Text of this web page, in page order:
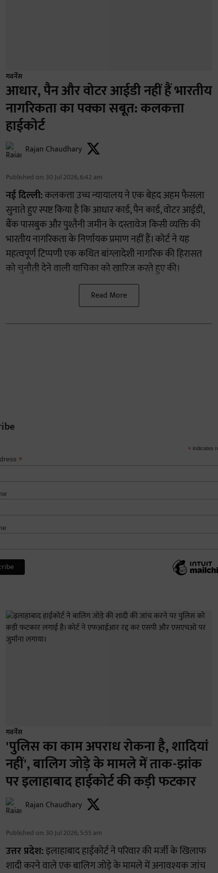
गवर्नेंस
आधार, पैन और वोटर आईडी नहीं हैं भारतीय
नागरिकता का पक्का सबूत: कलकत्ता
हाईकोर्ट
Rajan Chaudhary
Published on: 30 Jul 2026, 6:42 am
नई दिल्ली:कलकत्ता उच्च न्यायालय ने एक बेहद अहम फैसला
सुनाते हुए स्पष्ट किया है कि आधार कार्ड, पैन कार्ड, वोटर आईडी,
बैंक पासबुक और पुश्तैनी जमीन के दस्तावेज किसी व्यक्ति की
भारतीय नागरिकता के निर्णायक प्रमाण नहीं हैं। कोर्ट ने यह
महत्वपूर्ण टिप्पणी एक कथित बांग्लादेशी नागरिक की हिरासत
को चुनौती देने वाली याचिका को खारिज करते हुए की।
Read More
* indicates
*
गवर्नेंस
'पुलिस का काम अपराध रोकना है, शादियां
नहीं', बालिग जोड़े के मामले में ताक-झांक
पर इलाहाबाद हाईकोर्ट की कड़ी फटकार
Rajan Chaudhary
Published on: 30 Jul 2026, 5:55 am
उत्तर प्रदेश:इलाहाबाद हाईकोर्ट ने परिवार की मर्जी के खिलाफ
शादी करने वाले एक बालिग जोड़े के मामले में अनावश्यक जांच